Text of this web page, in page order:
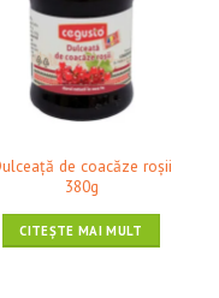
de coacăze roșii
380g
CITEȘTE MAI MULT